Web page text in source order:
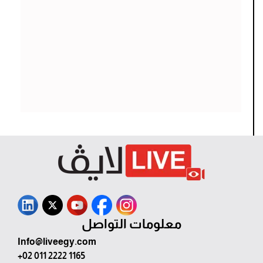
معلومات التواصل
Info@liveegy.com
+02 011 2222 1165